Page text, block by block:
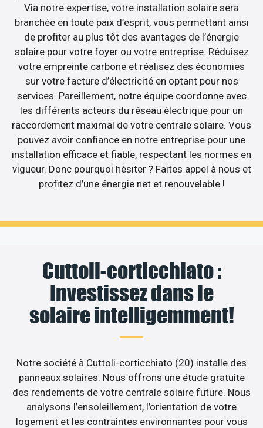
Via notre expertise, votre installation solaire sera
branchée en toute paix d’esprit, vous permettant ainsi
de profiter au plus tôt des avantages de l’énergie
solaire pour votre foyer ou votre entreprise. Réduisez
votre empreinte carbone et réalisez des économies
sur votre facture d’électricité en optant pour nos
services. Pareillement, notre équipe coordonne avec
les différents acteurs du réseau électrique pour un
raccordement maximal de votre centrale solaire. Vous
pouvez avoir confiance en notre entreprise pour une
installation efficace et fiable, respectant les normes en
vigueur. Donc pourquoi hésiter ? Faites appel à nous et
profitez d’une énergie net et renouvelable !
Cuttoli-corticchiato :
Investissez dans le
solaire intelligemment!
Notre société à Cuttoli-corticchiato (20) installe des
panneaux solaires. Nous offrons une étude gratuite
des rendements de votre centrale solaire future. Nous
analysons l’ensoleillement, l’orientation de votre
logement et les contraintes environnantes pour vous